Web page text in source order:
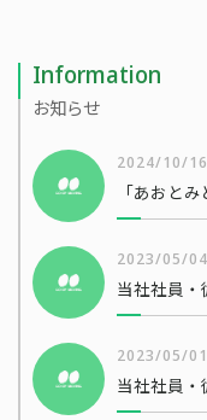
Information
お知らせ
2024/10/16
「あおと
2023/05/04
2023/05/01